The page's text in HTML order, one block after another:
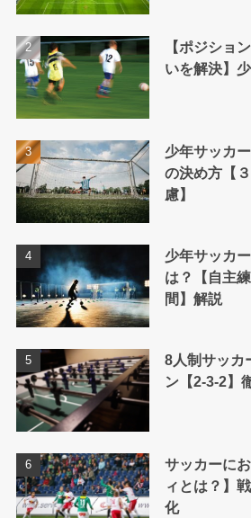
【ポジショ
いを解決】
少年サッカ
の決め方【
慮】
少年サッカ
は？【自主
間】解説
8人制サッカ
ン【2-3-2】
サッカーに
ィとは？】
化